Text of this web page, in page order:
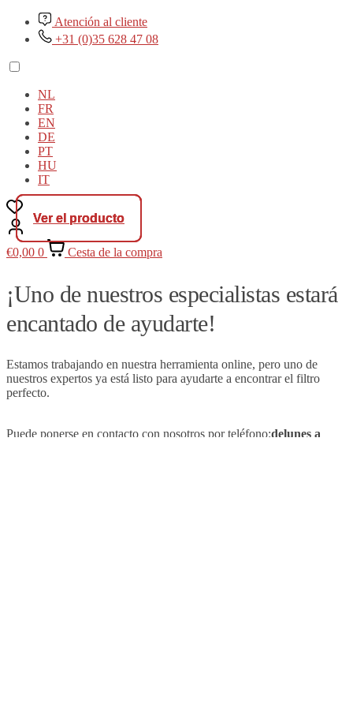
Ver el producto
Ver el producto
Ver el producto
Atención al cliente
+31 (0)35 628 47 08
NL
FR
EN
DE
PT
HU
IT
€0,00 0 Cesta de la compra
¡Uno de nuestros especialistas estará
encantado de ayudarte!
Estamos trabajando en nuestra herramienta online, pero uno de
nuestros expertos ya está listo para ayudarte a encontrar el filtro
perfecto.
Puede ponerse en contacto con nosotros por teléfono:delunes a